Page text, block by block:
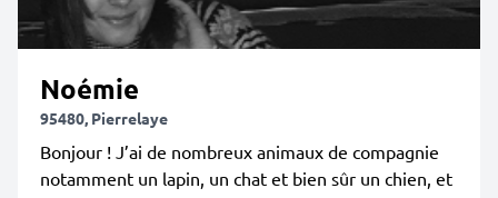
Noémie
95480, Pierrelaye
Bonjour ! J’ai de nombreux animaux de compagnie
notamment un lapin, un chat et bien sûr un chien, et